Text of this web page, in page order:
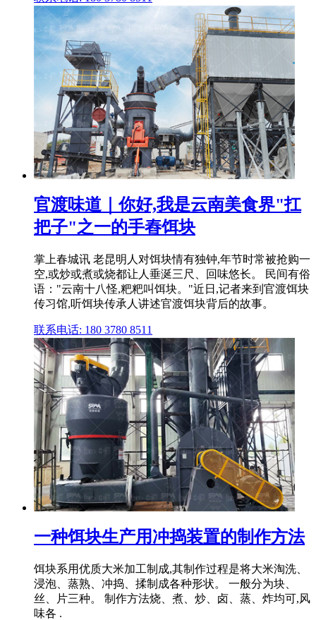
官渡味道｜你好,我是云南美食界"扛
把子"之一的手舂饵块
掌上春城讯 老昆明人对饵块情有独钟,年节时常被抢购一
空,或炒或煮或烧都让人垂涎三尺、回味悠长。 民间有俗
语："云南十八怪,粑粑叫饵块。"近日,记者来到官渡饵块
传习馆,听饵块传承人讲述官渡饵块背后的故事。
联系电话: 180 3780 8511
一种饵块生产用冲捣装置的制作方法
饵块系用优质大米加工制成,其制作过程是将大米淘洗、
浸泡、蒸熟、冲捣、揉制成各种形状。 一般分为块、
丝、片三种。 制作方法烧、煮、炒、卤、蒸、炸均可,风
味各 .